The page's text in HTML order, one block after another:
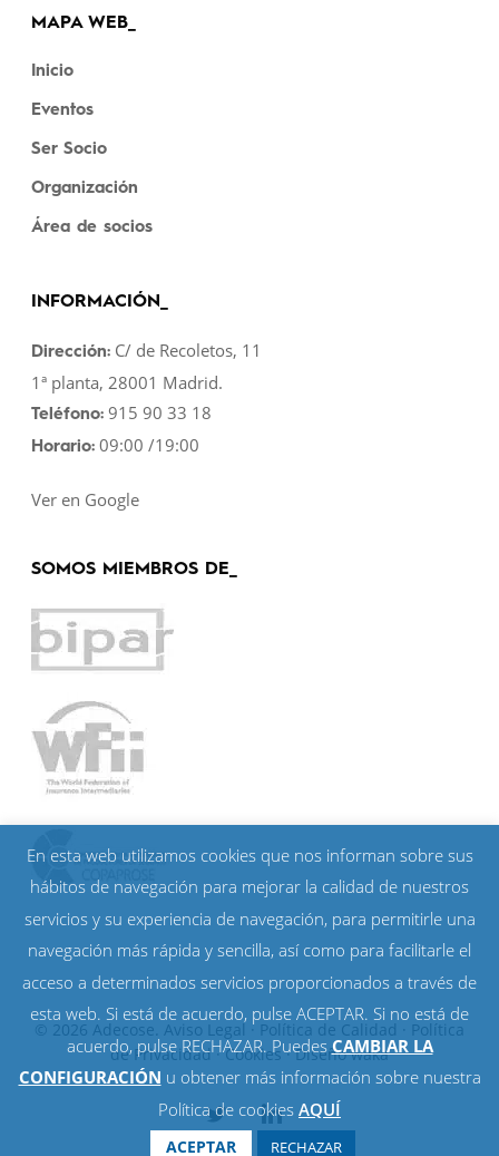
MAPA WEB_
Inicio
Eventos
Ser Socio
Organización
Área de socios
INFORMACIÓN_
Dirección: C/ de Recoletos, 11
1ª planta, 28001 Madrid.
Teléfono: 915 90 33 18
Horario: 09:00 /19:00
Ver en Google
SOMOS MIEMBROS DE_
© 2026 Adecose. Aviso Legal · Política de Calidad
Política
de Privacidad·Cookies· Diseñowaka
twitter linkedin
En esta web utilizamos cookies que nos informan sobre sus
hábitos de navegación para mejorar la calidad de nuestros
servicios y su experiencia de navegación, para permitirle una
navegación más rápida y sencilla, así como para facilitarle el
acceso a determinados servicios proporcionados a través de
esta web. Si está de acuerdo, pulse ACEPTAR. Si no está de
acuerdo, pulse RECHAZAR. PuedesCAMBIAR LA
CONFIGURACIÓN u obtener más información sobre nuestra
Política de cookies AQUÍ
ACEPTAR RECHAZAR